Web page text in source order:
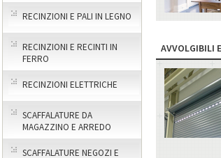
RECINZIONI E PALI IN LEGNO
RECINZIONI E RECINTI IN
FERRO
RECINZIONI ELETTRICHE
SCAFFALATURE DA
MAGAZZINO E ARREDO
SCAFFALATURE NEGOZI E
AVVOLGIBILI